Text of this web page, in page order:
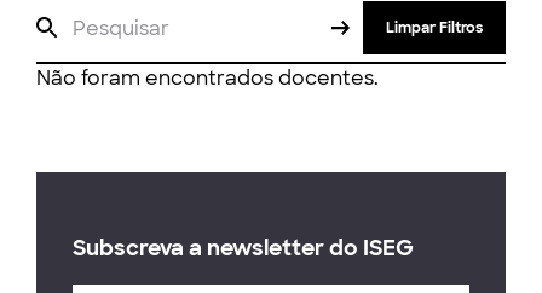
Limpar Filtros
Não foram encontrados docentes.
Subscreva a newsletter do ISEG